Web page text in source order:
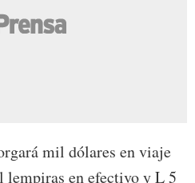
mil dólares en viaje
lempiras en efectivo y L 5